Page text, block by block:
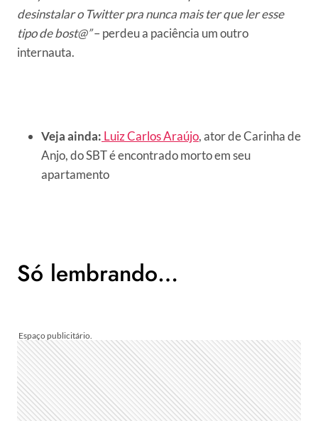
desinstalar o Twitter pra nunca mais ter que ler esse
tipo de bost@”– perdeu a paciência um outro
internauta.
Veja ainda: Luiz Carlos Araújo, ator de Carinha de
Anjo, do SBT é encontrado morto em seu
apartamento
Só lembrando…